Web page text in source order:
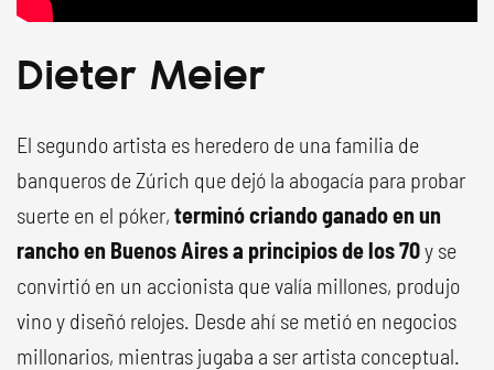
Dieter Meier
El segundo artista es heredero de una familia de
banqueros de Zúrich que dejó la abogacía para probar
suerte en el póker, terminó criando ganado en un
rancho en Buenos Aires a principios de los 70y se
convirtió en un accionista que valía millones, produjo
vino y diseñó relojes. Desde ahí se metió en negocios
millonarios, mientras jugaba a ser artista conceptual.